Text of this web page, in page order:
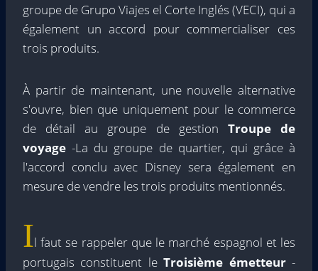
groupe de Grupo Viajes el Corte Inglés (VECI), qui a
également un accord pour commercialiser ces
trois produits.
À partir de maintenant, une nouvelle alternative
s'ouvre, bien que uniquement pour le commerce
de détail au groupe de gestion Troupe de
voyage -La du groupe de quartier, qui grâce à
l'accord conclu avec Disney sera également en
mesure de vendre les trois produits mentionnés.
Il faut se rappeler que le marché espagnol et les
portugais constituent leTroisième émetteur-